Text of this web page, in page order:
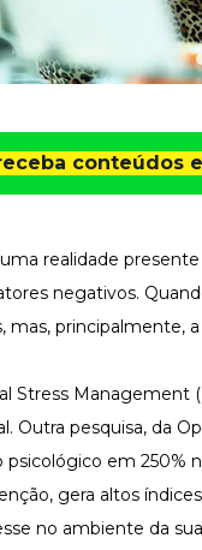
conteúdos
realidade
negativos.
mas, principalmente,
Management
Outra pesquisa, da
em 250%
gera altos
no ambiente da